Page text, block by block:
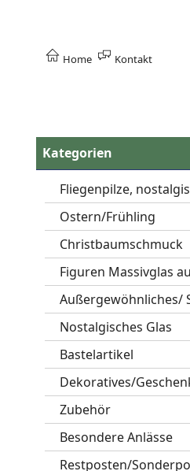
Home Kontakt
Kategorien
Fliegenpilze,
Ostern/Frühling
Christbaumschmuck
Figuren Massivglas
Außergewöhnliches/
Nostalgisches Glas
Bastelartikel
Dekoratives/
Zubehör
Besondere Anlässe
Restposten/